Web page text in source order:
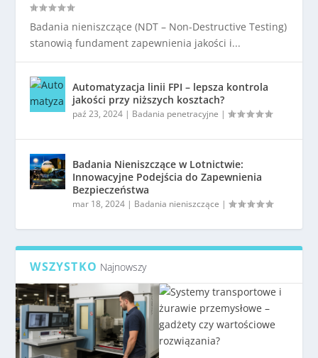
Badania nieniszczące (NDT – Non-Destructive Testing)
stanowią fundament zapewnienia jakości i...
Automatyzacja linii FPI – lepsza kontrola
jakości przy niższych kosztach?
paź 23, 2024 | Badania penetracyjne |
Badania Nieniszczące w Lotnictwie:
Innowacyjne Podejścia do Zapewnienia
Bezpieczeństwa
mar 18, 2024 | Badania nieniszczące |
WSZYSTKO Najnowszy